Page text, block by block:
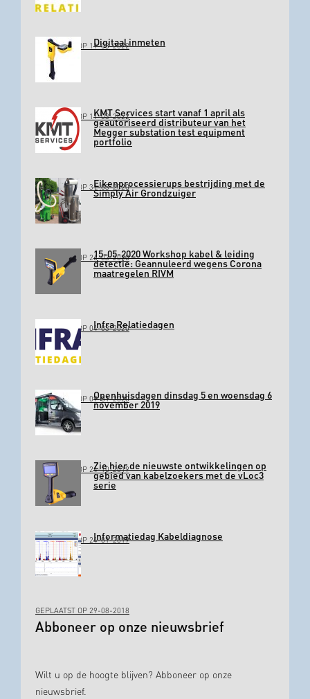
GEPLAATST OP 11-03-2022Digitaal inmeten
GEPLAATST OP 11-03-2022KMT Services start vanaf 1 april als
geautoriseerd distributeur van het
Megger substation test equipment
portfolio
GEPLAATST OP 31-03-2020Eikenprocessierups bestrijding met de
Simply Air Grondzuiger
GEPLAATST OP 26-03-202015-05-2020 Workshop kabel & leiding
detectie: Geannuleerd wegens Corona
maatregelen RIVM
GEPLAATST OP 04-03-2020Infra Relatiedagen
GEPLAATST OP 09-01-2020Openhuisdagen dinsdag 5 en woensdag 6
november 2019
GEPLAATST OP 24-10-2019Zie hier de nieuwste ontwikkelingen op
gebied van kabelzoekers met de vLoc3
serie
GEPLAATST OP 24-01-2019Informatiedag Kabeldiagnose
GEPLAATST OP 29-08-2018
Abboneer op onze nieuwsbrief
Wilt u op de hoogte blijven? Abboneer op onze
nieuwsbrief.